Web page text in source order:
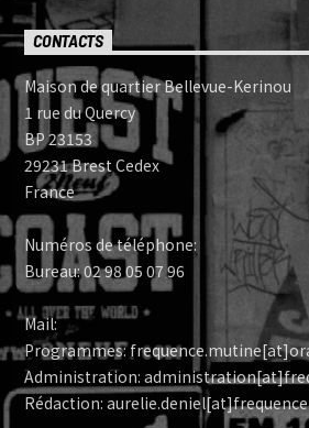
CONTACTS
Maison de quartier Bellevue-Kerinou
1 rue du Quercy
BP 23153
29231 Brest Cedex
France
Numéros de téléphone:
Bureau: 02 98 05 07 96
Mail:
Programmes:
Administration:
Rédaction: